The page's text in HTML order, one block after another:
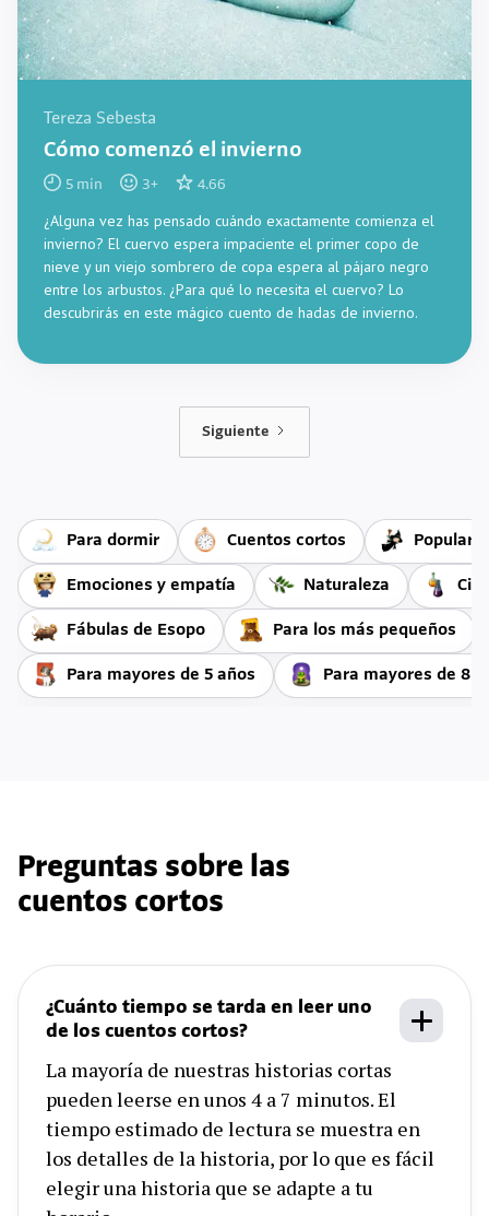
Tereza Sebesta
Cómo comenzó el invierno
5 min 3+ 4.66
¿Alguna vez has pensado cuándo exactamente comienza el
invierno? El cuervo espera impaciente el primer copo de
nieve y un viejo sombrero de copa espera al pájaro negro
entre los arbustos. ¿Para qué lo necesita el cuervo? Lo
descubrirás en este mágico cuento de hadas de invierno.
Siguiente
Para dormir Cuentos cortos
Emociones y empatía Naturaleza
Fábulas de Esopo Para los más pequeños
Para mayores de 5 años Para mayores de 8
Preguntas sobre las
cuentos cortos
¿Cuánto tiempo se tarda en leer uno
de los cuentos cortos?
La mayoría de nuestras historias cortas
pueden leerse en unos 4 a 7 minutos. El
tiempo estimado de lectura se muestra en
los detalles de la historia, por lo que es fácil
elegir una historia que se adapte a tu